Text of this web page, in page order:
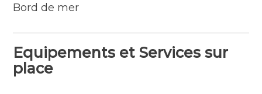
Bord de mer
Equipements et Services sur
place